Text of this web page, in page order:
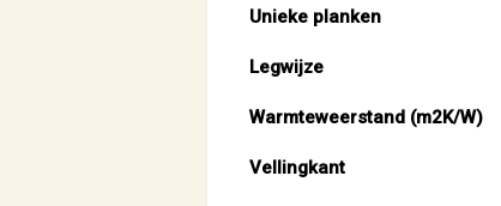
Unieke planken
Legwijze
Warmteweerstand (m2K/W)
Vellingkant